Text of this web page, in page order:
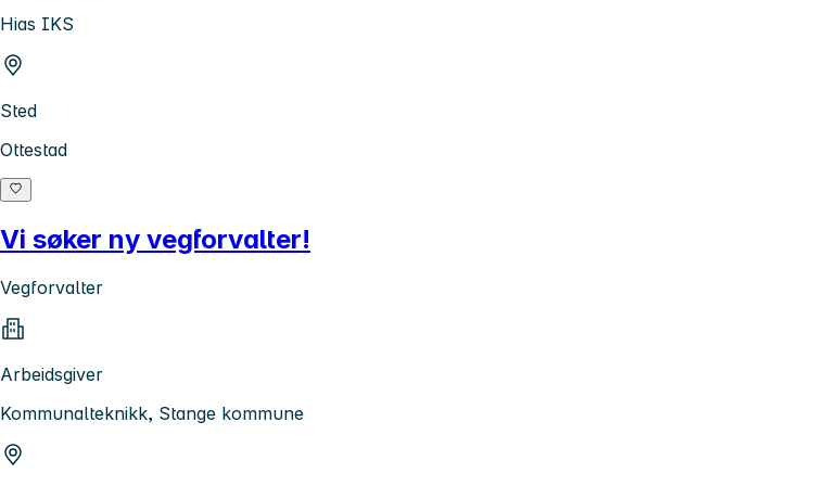
Hias IKS
Sted
Ottestad
Vi søker ny vegforvalter!
Vegforvalter
Arbeidsgiver
Kommunalteknikk, Stange kommune